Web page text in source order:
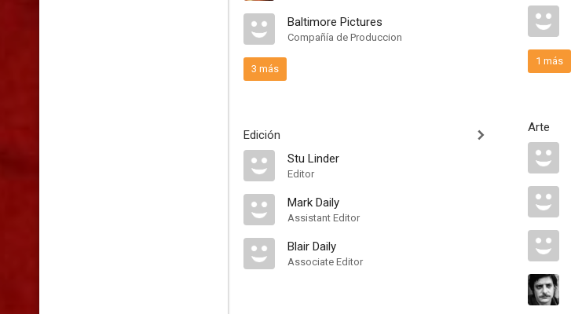
Baltimore Pictures
Compañía de Produccion
3 más
Edición
Stu Linder
Editor
Mark Daily
Assistant Editor
Blair Daily
Associate Editor
1 más
Arte